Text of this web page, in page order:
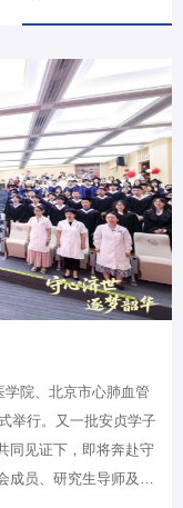
会习近平总书记的重
一步立足本职，把对党
术服务患者的实际行
首都医科大学附属北京
成人心脏外科医学中心
学院、北京市心肺血管
举行。又一批安贞学子
同见证下，即将奔赴守
成员、研究生导师及教